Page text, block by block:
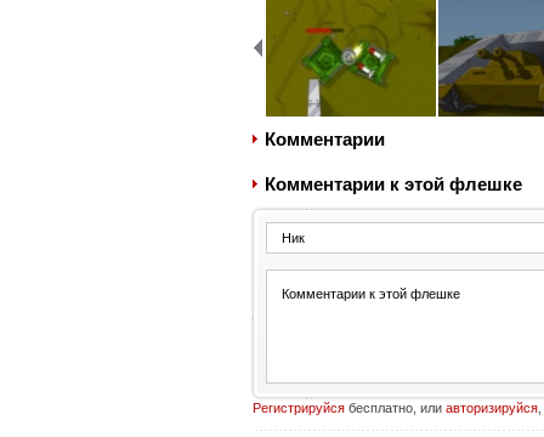
Комментарии
Комментарии к этой флешке
Регистрируйсябесплатно, или авторизируйся,